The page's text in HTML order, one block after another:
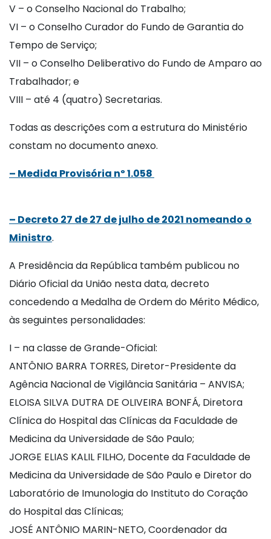
V – o Conselho Nacional do Trabalho;
VI – o Conselho Curador do Fundo de Garantia do
Tempo de Serviço;
VII – o Conselho Deliberativo do Fundo de Amparo ao
Trabalhador; e
VIII – até 4 (quatro) Secretarias.
Todas as descrições com a estrutura do Ministério
constam no documento anexo.
– Medida Provisória nº 1.058
– Decreto 27 de 27 de julho de 2021 nomeando o
Ministro.
A Presidência da República também publicou no
Diário Oficial da União nesta data, decreto
concedendo a Medalha de Ordem do Mérito Médico,
às seguintes personalidades:
I – na classe de Grande-Oficial:
ANTÔNIO BARRA TORRES, Diretor-Presidente da
Agência Nacional de Vigilância Sanitária – ANVISA;
ELOISA SILVA DUTRA DE OLIVEIRA BONFÁ, Diretora
Clínica do Hospital das Clínicas da Faculdade de
Medicina da Universidade de São Paulo;
JORGE ELIAS KALIL FILHO, Docente da Faculdade de
Medicina da Universidade de São Paulo e Diretor do
Laboratório de Imunologia do Instituto do Coração
do Hospital das Clínicas;
JOSÉ ANTÔNIO MARIN-NETO, Coordenador da